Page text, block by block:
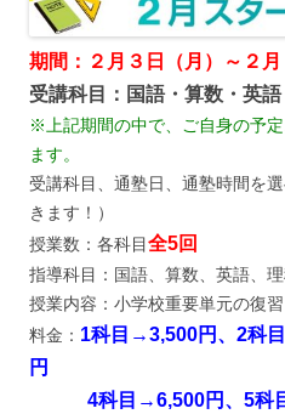
期間：２月３日（月）～２月
受講科目：国語・算数・英語
※上記期間の中で、ご自身の予
ます。
受講科目、通塾日、通塾時間を
きます！）
授業数：各科目全5回
指導科目：国語、算数、英語、
授業内容：小学校重要単元の復習
料金： 1科目→3,500円、2科
円
4科目→6,500円、5科